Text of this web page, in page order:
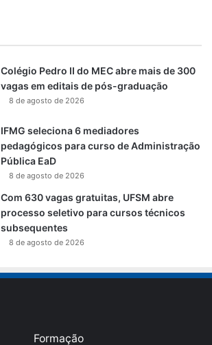
Colégio Pedro II do MEC abre mais de 300
vagas em editais de pós-graduação
8 de agosto de 2026
IFMG seleciona 6 mediadores
pedagógicos para curso de Administração
Pública EaD
8 de agosto de 2026
Com 630 vagas gratuitas, UFSM abre
processo seletivo para cursos técnicos
subsequentes
8 de agosto de 2026
Formação